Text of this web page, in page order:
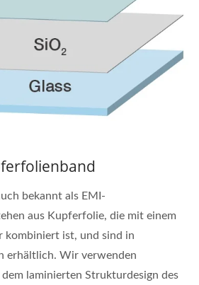
bekannt als EMI-
aus Kupferfolie, die mit einem
kombiniert ist, und sind in
erhältlich. Wir verwenden
laminierten Strukturdesign des